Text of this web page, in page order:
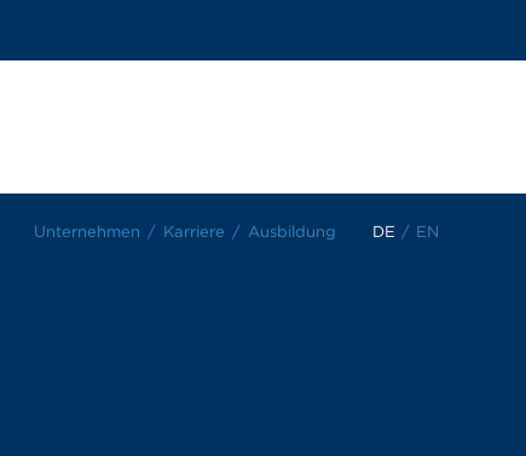
DE / EN
Unternehmen Karriere Ausbildung